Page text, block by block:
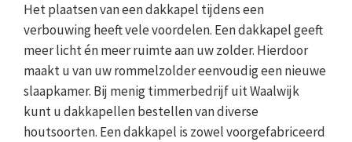
Het plaatsen van een dakkapel tijdens een
verbouwing heeft vele voordelen. Een dakkapel geeft
meer licht én meer ruimte aan uw zolder. Hierdoor
maakt u van uw rommelzolder eenvoudig een nieuwe
slaapkamer. Bij menig timmerbedrijf uit Waalwijk
kunt u dakkapellen bestellen van diverse
houtsoorten. Een dakkapel is zowel voorgefabriceerd